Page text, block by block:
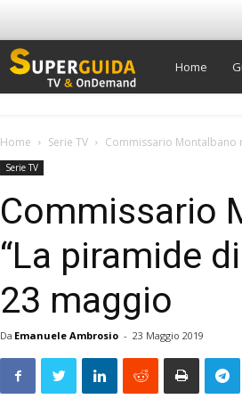
Super
Home
Home Serie TV Commissario Montalbano
Serie TV
Commissario
“La piramide
23 maggio
Da Emanuele Ambrosio - 23 Maggio 2019